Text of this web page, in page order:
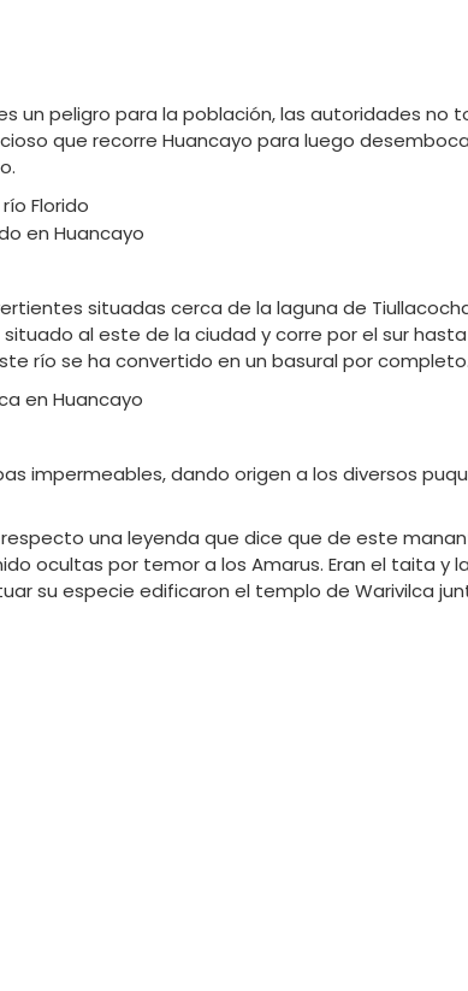
un peligro para la población, las autoridades no
que recorre Huancayo para luego
situadas cerca de la laguna de
al este de la ciudad y corre por el sur
río se ha convertido en un basural por completo.
impermeables, dando origen a los diversos
una leyenda que dice que de este
ocultas por temor a los Amarus. Eran el taita y la
su especie edificaron el templo de Warivilca